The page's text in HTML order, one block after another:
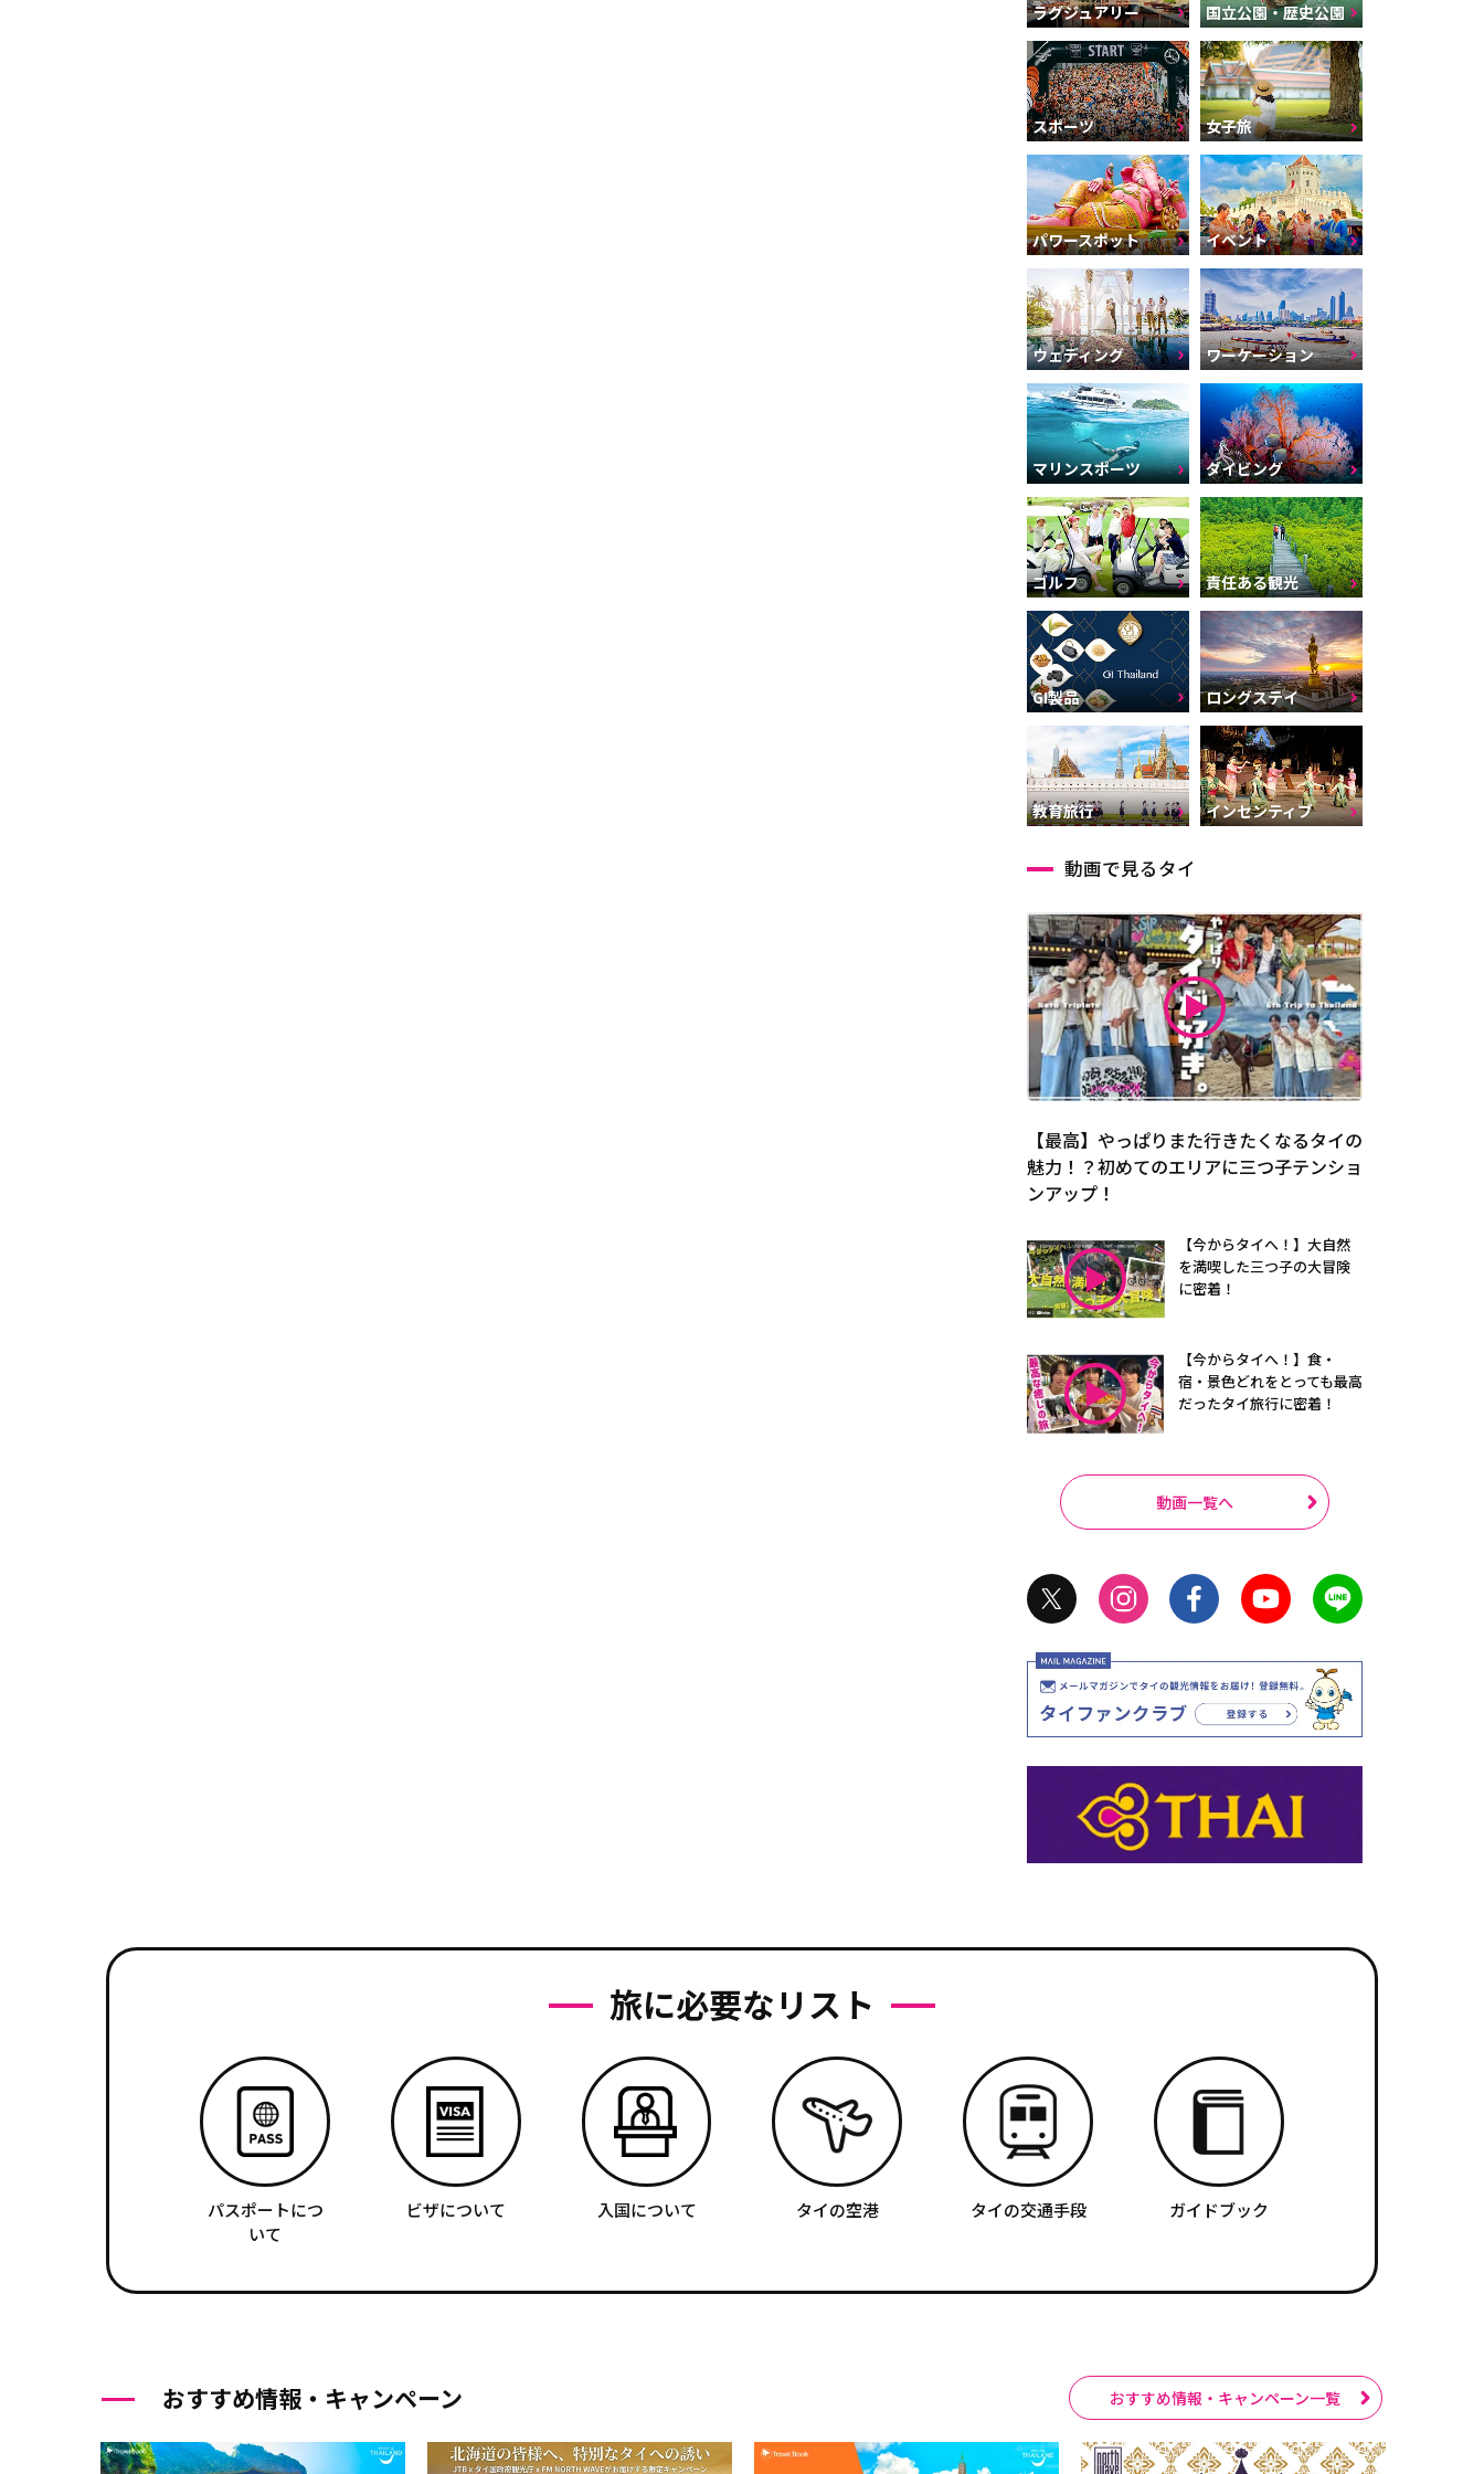
ラグジュアリー 国立公園・歴史公園
スポーツ 女子旅
パワースポット イベント
ウェディング ワーケーション
マリンスポーツ ダイビング
ゴルフ 責任ある観光
GI製品 ロングステイ
教育旅行 インセンティブ
動画で見るタイ
【最高】やっぱりまた行きたくなるタイの
魅力！？初めてのエリアに三つ子テンショ
ンアップ！
【今からタイへ！】大自然
を満喫した三つ子の大冒険
に密着！
【今からタイへ！】食・
宿・景色どれをとっても最高
だったタイ旅行に密着！
動画一覧へ
旅に必要なリスト
パスポートにつ
いて
ビザについて 入国について タイの空港 タイの交通手段 ガイドブック
おすすめ情報・キャンペーン おすすめ情報・キャンペーン一覧